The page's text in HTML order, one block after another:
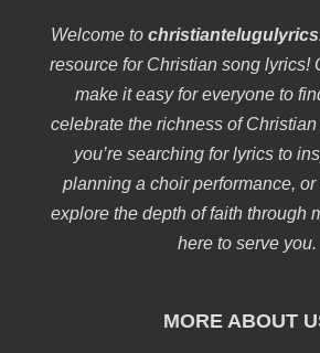
Welcome to
resource for Christian song lyrics!
make it easy for everyone to
celebrate the richness of
you’re searching for lyrics to
planning a choir performance,
explore the depth of faith through
here to serve you.
MORE ABOUT